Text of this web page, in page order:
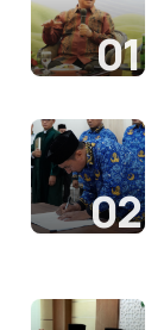
01
02